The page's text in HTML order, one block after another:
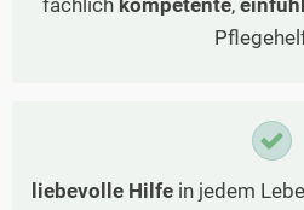
fachlich kompetente,
liebevolle Hilfe in jedem